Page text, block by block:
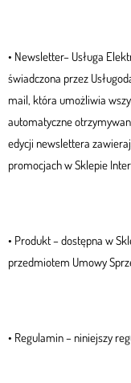
• Newsletter– Usługa
świadczona przez
mail, która umożliwia
automatyczne
edycji newslettera
promocjach w Sklepie
• Produkt – dostępna w
przedmiotem Umowy
• Regulamin – niniejszy